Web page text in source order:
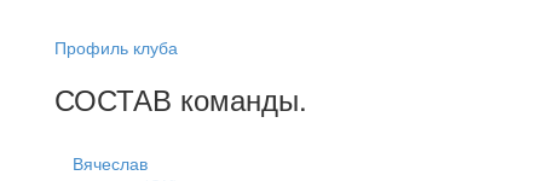
Профиль клуба
СОСТАВ команды.
Вячеслав